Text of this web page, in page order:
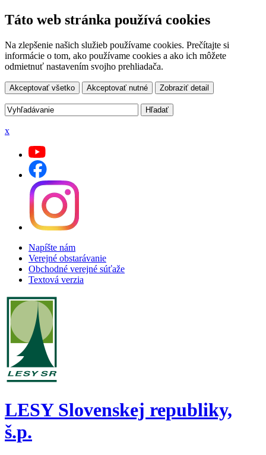
Táto web stránka používá cookies
Na zlepšenie našich služieb používame cookies. Prečítajte si
informácie o tom, ako používame cookies a ako ich môžete
odmietnuť nastavením svojho prehliadača.
Akceptovať všetko Akceptovať nutné Zobraziť detail
x
Napíšte nám
Verejné obstarávanie
Obchodné verejné súťaže
Textová verzia
LESY Slovenskej republiky,
š.p.